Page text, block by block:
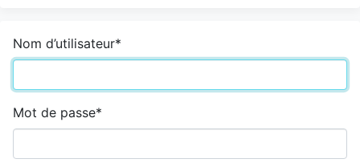
Nom d’utilisateur*
Mot de passe*